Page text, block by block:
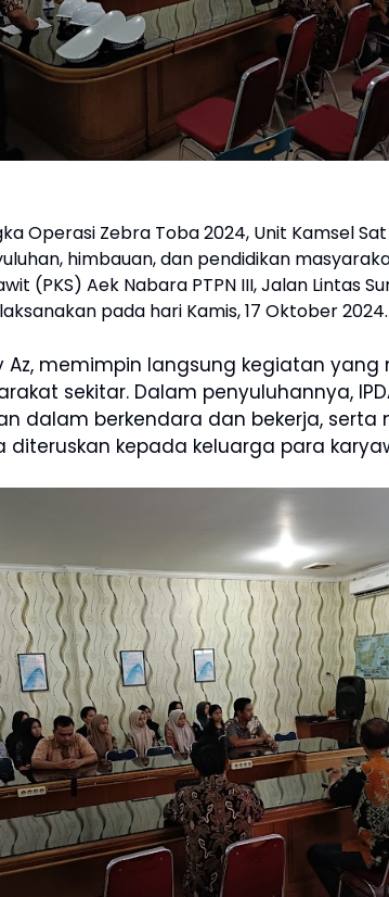
Operasi Zebra Toba 2024, Unit Kamsel
himbauan, dan pendidikan
(PKS) Aek Nabara PTPN III, Jalan Lintas
pada hari Kamis, 17 Oktober 2024.
Az, memimpin langsung kegiatan
sekitar. Dalam penyuluhannya,
dalam berkendara dan bekerja, serta
kepada keluarga para